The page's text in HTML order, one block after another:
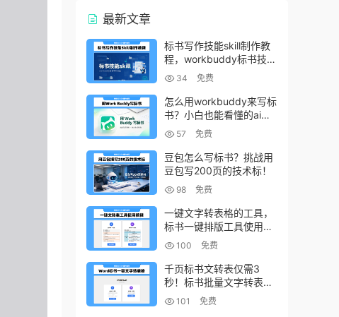
最新文章
标书写作技能skill制作教
程，workbuddy标书技能
生成教程
34 免费
怎么用workbuddy来写标
书？小白也能看懂的ai标
书写作方法！
57 免费
豆包怎么写标书？挑战用
豆包写200页的技术标！
98 免费
一键文字转表格的工具，
标书一键排版工具使用教
程 100 免费
千页标书文转表仅需3
秒！标书批量文字转表格
的小工具！
101 免费